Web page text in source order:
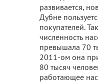
развивается,
Дубне
покупателей.
численность
превышала 70
2011-ом она
80 тысяч
работающее